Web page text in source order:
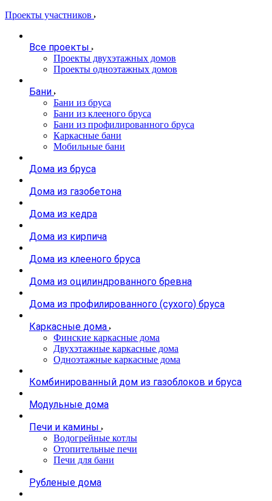
Проекты участников
Все проекты
Проекты двухэтажных домов
Проекты одноэтажных домов
Бани
Бани из бруса
Бани из клееного бруса
Бани из профилированного бруса
Каркасные бани
Мобильные бани
Дома из бруса
Дома из газобетона
Дома из кедра
Дома из кирпича
Дома из клееного бруса
Дома из оцилиндрованного бревна
Дома из профилированного (сухого) бруса
Каркасные дома
Финские каркасные дома
Двухэтажные каркасные дома
Одноэтажные каркасные дома
Комбинированный дом из газоблоков и бруса
Модульные дома
Печи и камины
Водогрейные котлы
Отопительные печи
Печи для бани
Рубленые дома